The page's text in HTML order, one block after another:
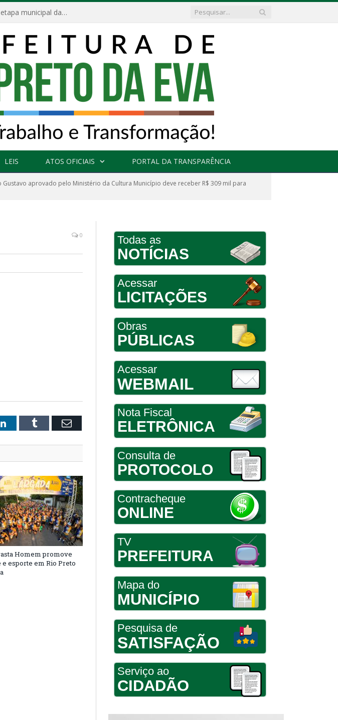
Escola Municipal Divino Espírito Santo conquista etapa municipal da V Feira Amazonense de Matemática
LEIS ATOS OFICIAIS PORTAL DA TRANSPARÊNCIA
Gustavo aprovado pelo Ministério da Cultura Município deve receber R$ 309 mil para
0
LinkedInTumblr Email
Homem promove
e esporte em Rio Preto
Todas as
NOTÍCIAS
Acessar
LICITAÇÕES
Obras
PÚBLICAS
Acessar
WEBMAIL
Nota Fiscal
ELETRÔNICA
Consulta de
PROTOCOLO
Contracheque
ONLINE
TV
PREFEITURA
Mapa do
MUNICÍPIO
Pesquisa de
SATISFAÇÃO
Serviço ao
CIDADÃO